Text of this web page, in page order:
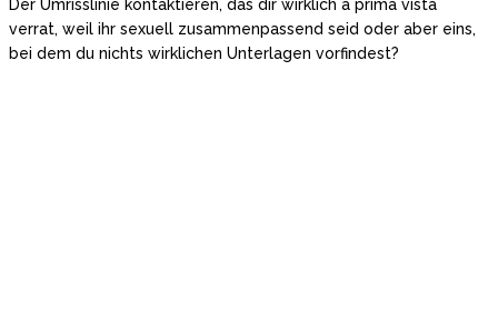
Der Umrisslinie kontaktieren, das dir wirklich a prima vista
verrat, weil ihr sexuell zusammenpassend seid oder aber eins,
bei dem du nichts wirklichen Unterlagen vorfindest?